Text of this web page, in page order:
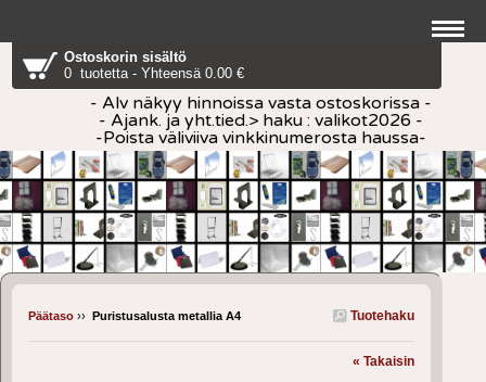
Ostoskorin sisältö
0 tuotetta - Yhteensä 0.00 €
- Alv näkyy hinnoissa vasta ostoskorissa -
- Ajank. ja yht.tied.> haku : valikot2026 -
-Poista väliviiva vinkkinumerosta haussa-
Tuotehaku
Päätaso ›› Puristusalusta metallia A4
« Takaisin